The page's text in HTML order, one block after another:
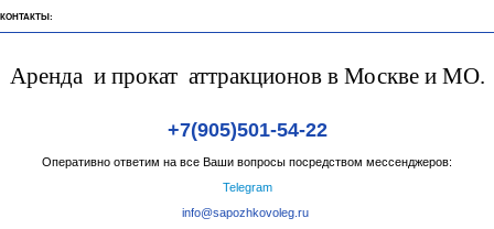
КОНТАКТЫ:
Аренда и прокат аттракционов в Москве и МО.
+7(905)501-54-22
Оперативно ответим на все Ваши вопросы посредством мессенджеров:
Telegram
info@sapozhkovoleg.ru